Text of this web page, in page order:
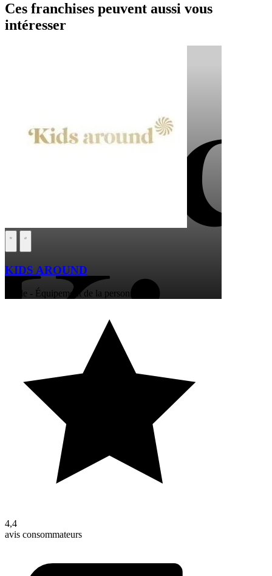
Ces franchises peuvent aussi vous
intéresser
KIDS AROUND
Mode - Équipement de la personne
4,4
avis consommateurs